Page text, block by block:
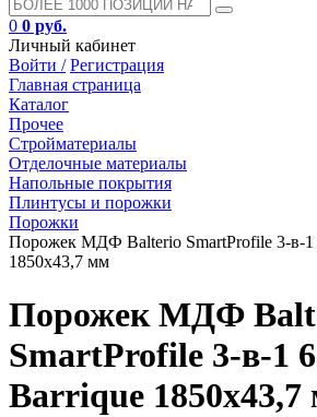
0 0 руб.
Личный кабинет
Войти / Регистрация
Главная страница
Каталог
Прочее
Стройматериалы
Отделочные материалы
Напольные покрытия
Плинтусы и порожки
Порожки
Порожек МДФ Balterio SmartProfile 3-в-1
1850x43,7 мм
Порожек МДФ
SmartProfile 3-в-1
Barrique